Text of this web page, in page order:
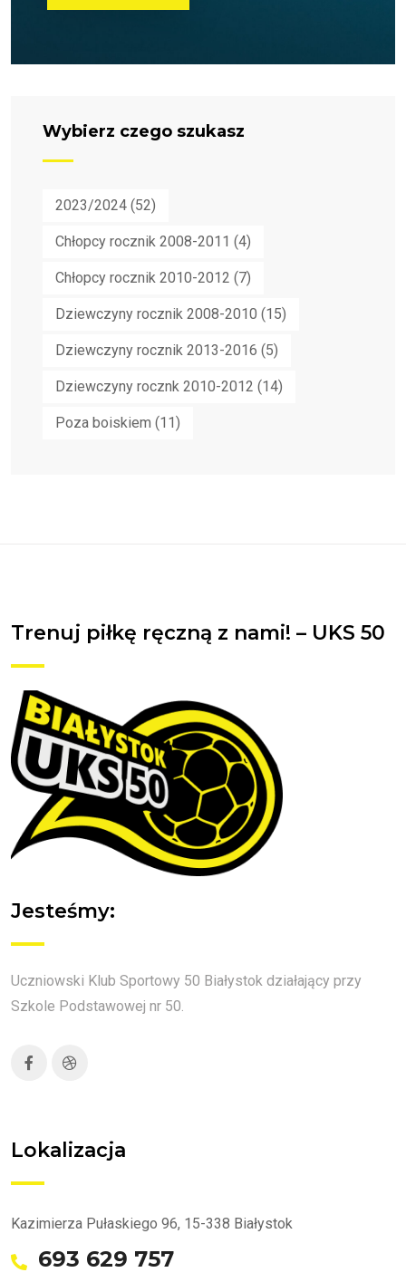
Wybierz czego szukasz
2023/2024 (52)
Chłopcy rocznik 2008-2011 (4)
Chłopcy rocznik 2010-2012 (7)
Dziewczyny rocznik 2008-2010 (15)
Dziewczyny rocznik 2013-2016 (5)
Dziewczyny rocznk 2010-2012 (14)
Poza boiskiem (11)
Trenuj piłkę ręczną z nami! – UKS 50
Jesteśmy:
Uczniowski Klub Sportowy 50 Białystok działający przy
Szkole Podstawowej nr 50.
Lokalizacja
Kazimierza Pułaskiego 96, 15-338 Białystok
693 629 757